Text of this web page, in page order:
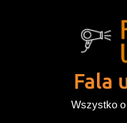
Fala
Wszystko o